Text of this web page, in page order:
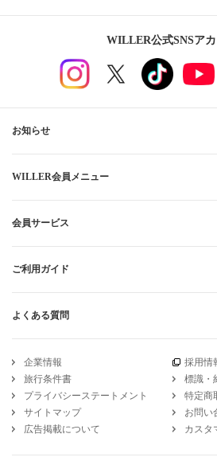
WILLER公式SNSア
お知らせ
WILLER会員メニュー
会員サービス
ご利用ガイド
よくある質問
企業情報
採用情
旅行条件書
標識・
プライバシーステートメント
特定商
サイトマップ
お問い
広告掲載について
カスタ